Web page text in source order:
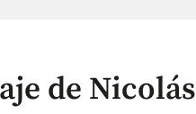
de Nicolás